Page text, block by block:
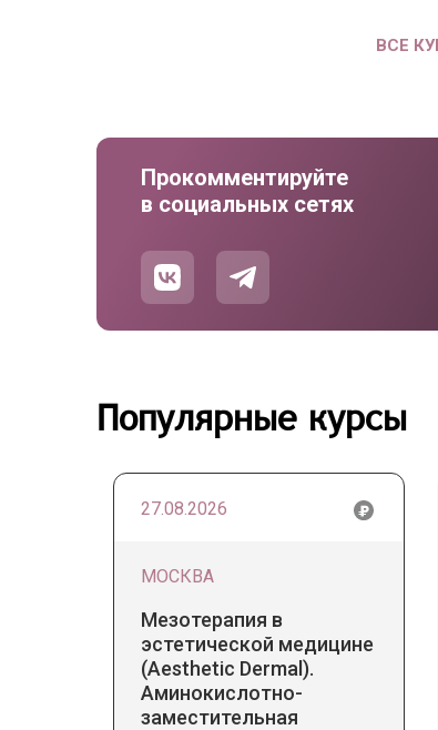
ВСЕ
Прокомментируйте
в социальных сетях
Популярные курсы
27.08.2026
МОСКВА
Мезотерапия в
эстетической медицине
(Aesthetic Dermal).
Аминокислотно-
заместительная